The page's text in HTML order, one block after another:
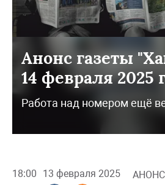
Анонс газеты
14 февраля 2025
Работа над номером ещё
18:00 13 февраля 2025